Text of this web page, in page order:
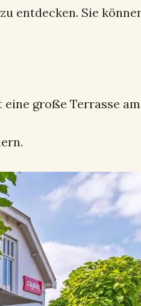
entdecken. Sie
große Terrasse am